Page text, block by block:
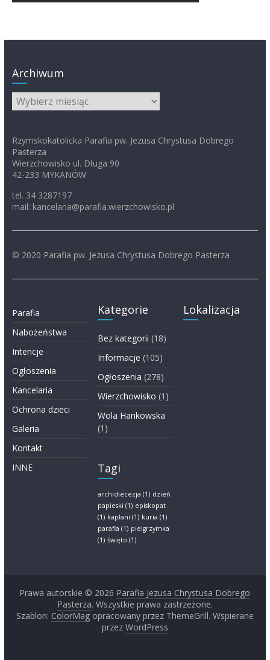
Archiwum
Archiwum
Rzymskokatolicka Parafia pw. Jezusa Chrystusa Dobrego
Pasterza
Wierzchowisko ul. Długa 90
42-233 MYKANÓW
tel. 34 3287197
mail: kancelaria@parafia.wierzchowisko.pl
© 2020 Parafia pw. Jezusa Chrystusa Dobrego Pasterza
Parafia
Nabożeństwa
Intencje
Ogłoszenia
Kancelaria
Ochrona dzieci
Galeria
Kontakt
INNE
Kategorie
Bez kategorii (18)
Informacje (105)
Ogłoszenia (278)
Wierzchowisko (1)
Wola Hankowska
(1)
Tagi
archidiecezja (1) dzień
papieski (1) episkopat
(1) kapłani (1) kuria (1)
parafia (1) pielgrzymka
(1) święto (1)
Lokalizacja
Prawa autorskie © 2026 Parafia Jezusa Chrystusa Dobrego
Pasterza. Wszystkie prawa zastrzeżone.
Szablon: ColorMagopracowany przez ThemeGrill. Wspierane
przez WordPress